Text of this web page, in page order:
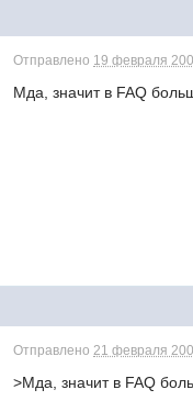
Отправлено 19 февраля
Мда, значит в FAQ
Отправлено21 февраля
>Мда, значит в FAQ